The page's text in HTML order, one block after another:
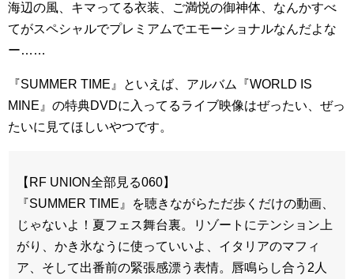
海辺の風、キマってる衣装、ご満悦の御神体、なんかすべ
てがスペシャルでプレミアムでエモーショナルなんだよな
ー……
『SUMMER TIME』といえば、アルバム『WORLD IS
MINE』の特典DVDに入ってるライブ映像はぜったい、ぜっ
たいに見てほしいやつです。
【RF UNION全部見る060】
『SUMMER TIME』を聴きながらただ歩くだけの動画、
じゃないよ！夏フェス舞台裏。リゾートにテンション上
がり、かき氷なうに使っていいよ、イタリアのマフィ
ア、そして出番前の緊張感漂う表情。唇鳴らし合う2人